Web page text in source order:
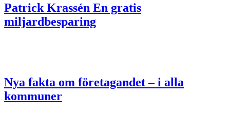
Patrick Krassén En gratis
miljardbesparing
Nya fakta om företagandet – i alla
kommuner